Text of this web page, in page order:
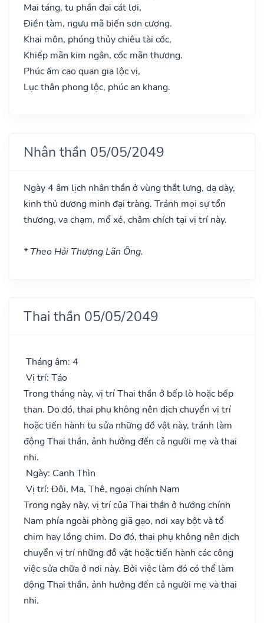
Mai táng, tu phần đại cát lợi,
Điền tàm, ngưu mã biến sơn cương.
Khai môn, phóng thủy chiêu tài cốc,
Khiếp mãn kim ngân, cốc mãn thương.
Phúc ấm cao quan gia lộc vị,
Lục thân phong lộc, phúc an khang.
Nhân thần 05/05/2049
Ngày 4 âm lịch nhân thần ở vùng thắt lưng, dạ dày,
kinh thủ dương minh đại tràng. Tránh mọi sự tổn
thương, va chạm, mổ xẻ, châm chích tại vị trí này.
* Theo Hải Thượng Lãn Ông.
Thai thần 05/05/2049
Tháng âm: 4
Vị trí: Táo
Trong tháng này, vị trí Thai thần ở bếp lò hoặc bếp
than. Do đó, thai phụ không nên dịch chuyển vị trí
hoặc tiến hành tu sửa những đồ vật này, tránh làm
động Thai thần, ảnh hưởng đến cả người mẹ và thai
nhi.
Ngày: Canh Thìn
Vị trí: Đôi, Ma, Thê, ngoại chính Nam
Trong ngày này, vị trí của Thai thần ở hướng chính
Nam phía ngoài phòng giã gạo, nơi xay bột và tổ
chim hay lồng chim. Do đó, thai phụ không nên dịch
chuyển vị trí những đồ vật hoặc tiến hành các công
việc sửa chữa ở nơi này. Bởi việc làm đó có thể làm
động Thai thần, ảnh hưởng đến cả người mẹ và thai
nhi.